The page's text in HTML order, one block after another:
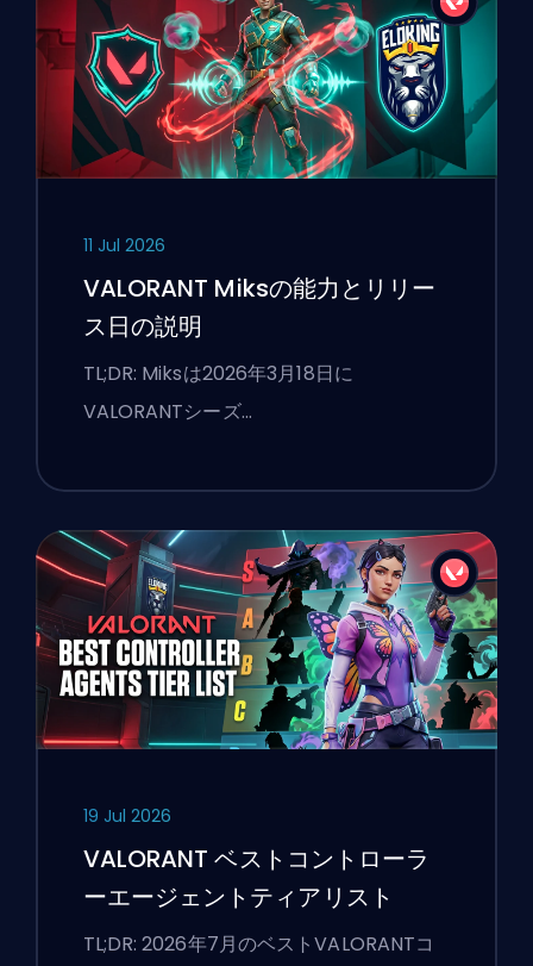
11 Jul 2026
VALORANT Miksの能力とリリー
ス日の説明
TL;DR: Miksは2026年3月18日に
VALORANTシーズ…
19 Jul 2026
VALORANT ベストコントローラ
ーエージェントティアリスト
TL;DR: 2026年7月のベストVALORANTコ